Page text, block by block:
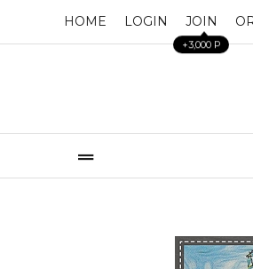
HOME LOGIN JOIN
+3,000 P